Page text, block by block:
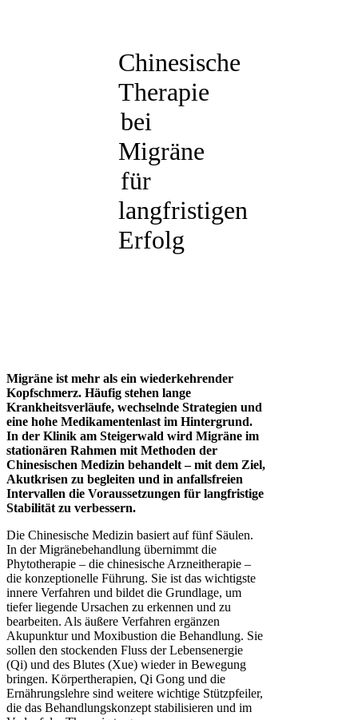
Chinesische
Therapie
bei
Migräne
für
langfristigen
Erfolg
Migräne ist mehr als ein wiederkehrender
Kopfschmerz. Häufig stehen lange
Krankheitsverläufe, wechselnde Strategien und
eine hohe Medikamentenlast im Hintergrund.
In der Klinik am Steigerwald wird Migräne im
stationären Rahmen mit Methoden der
Chinesischen Medizin behandelt – mit dem Ziel,
Akutkrisen zu begleiten und in anfallsfreien
Intervallen die Voraussetzungen für langfristige
Stabilität zu verbessern.
Die Chinesische Medizin basiert auf fünf Säulen.
In der Migränebehandlung übernimmt die
Phytotherapie – die chinesische Arzneitherapie –
die konzeptionelle Führung. Sie ist das wichtigste
innere Verfahren und bildet die Grundlage, um
tiefer liegende Ursachen zu erkennen und zu
bearbeiten. Als äußere Verfahren ergänzen
Akupunktur und Moxibustion die Behandlung. Sie
sollen den stockenden Fluss der Lebensenergie
(Qi) und des Blutes (Xue) wieder in Bewegung
bringen. Körpertherapien, Qi Gong und die
Ernährungslehre sind weitere wichtige Stützpfeiler,
die das Behandlungskonzept stabilisieren und im